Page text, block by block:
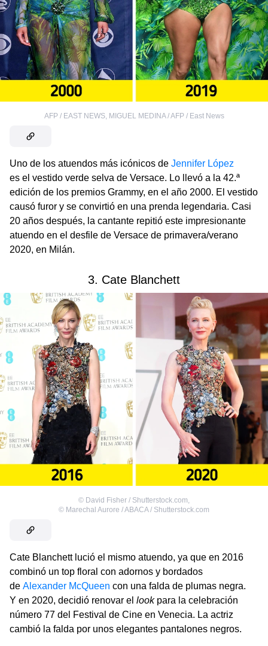
AFP / EAST NEWS, MIGUEL MEDINA / AFP / East News
Uno de los atuendos más icónicos de Jennifer López
es el vestido verde selva de Versace. Lo llevó a la 42.ª
edición de los premios Grammy, en el año 2000. El vestido
causó furor y se convirtió en una prenda legendaria. Casi
20 años después, la cantante repitió este impresionante
atuendo en el desfile de Versace de primavera/verano
2020, en Milán.
3. Cate Blanchett
© David Fisher / Shutterstock.com
© Marechal Aurore / ABACA / Shutterstock.com
Cate Blanchett lució el mismo atuendo, ya que en 2016
combinó un top floral con adornos y bordados
de Alexander McQueen con una falda de plumas negra.
Y en 2020, decidió renovar el lookpara la celebración
número 77 del Festival de Cine en Venecia. La actriz
cambió la falda por unos elegantes pantalones negros.